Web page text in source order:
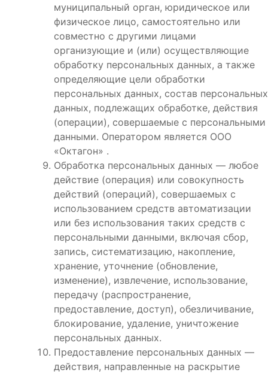
муниципальный орган, юридическое или
физическое лицо, самостоятельно или
совместно с другими лицами
организующие и (или) осуществляющие
обработку персональных данных, а также
определяющие цели обработки
персональных данных, состав персональных
данных, подлежащих обработке, действия
(операции), совершаемые с персональными
данными. Оператором является ООО
«Октагон» .
Обработка персональных данных — любое
действие (операция) или совокупность
действий (операций), совершаемых с
использованием средств автоматизации
или без использования таких средств с
персональными данными, включая сбор,
запись, систематизацию, накопление,
хранение, уточнение (обновление,
изменение), извлечение, использование,
передачу (распространение,
предоставление, доступ), обезличивание,
блокирование, удаление, уничтожение
персональных данных.
Предоставление персональных данных —
действия, направленные на раскрытие